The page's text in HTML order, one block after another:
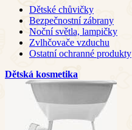
Dětské chůvičky
Bezpečnostní zábrany
Noční světla, lampičky
Zvlhčovače vzduchu
Ostatní ochranné produkty
Dětská kosmetika